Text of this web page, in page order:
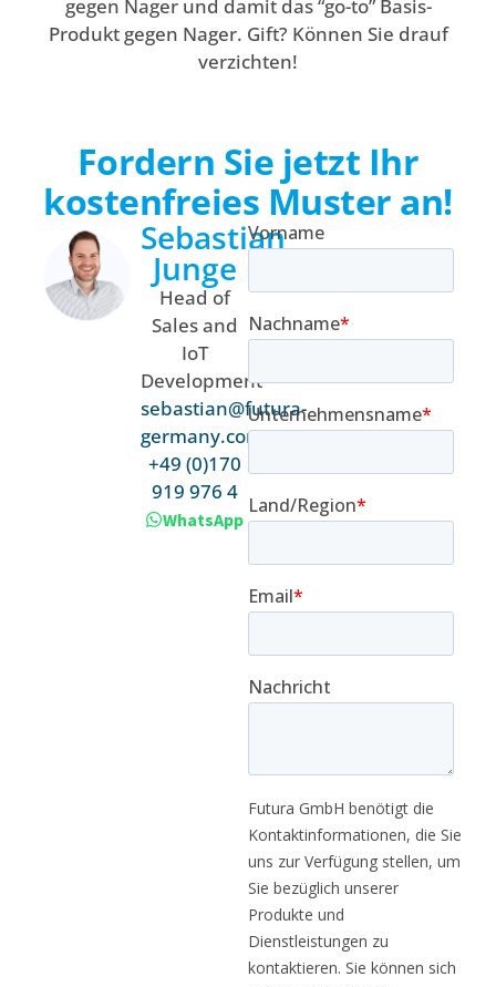
gegen Nager und damit das “go-to” Basis-
Produkt gegen Nager. Gift? Können Sie drauf
verzichten!
Fordern Sie jetzt Ihr
kostenfreies Muster an!
Sebastian
Junge
Head of
Sales and
IoT
Development
sebastian@futura-
germany.com
+49 (0)170
919 976 4
WhatsApp